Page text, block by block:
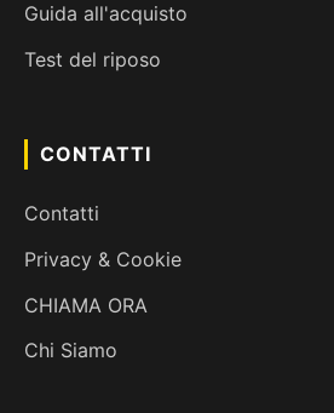
Guida all'acquisto
Test del riposo
CONTATTI
Contatti
Privacy & Cookie
CHIAMA ORA
Chi Siamo